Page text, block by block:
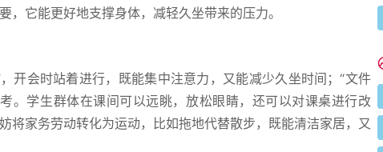
它能更好地支撑身体，减轻久坐带来的压力。
开会时站着进行，既能集中注意力，又能减少久坐时间；“文件
。学生群体在课间可以远眺，放松眼睛，还可以对课桌进行改
将家务劳动转化为运动，比如拖地代替散步，既能清洁家居，又